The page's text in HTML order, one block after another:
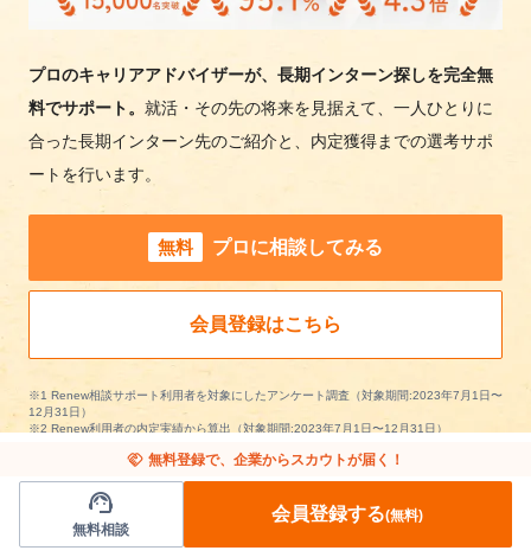
プロのキャリアアドバイザーが、長期インターン探しを完全無
料でサポート。 就活・その先の将来を見据えて、一人ひとりに
合った長期インターン先のご紹介と、内定獲得までの選考サポ
ートを行います。
無料 プロに相談してみる
会員登録はこちら
※1 Renew相談サポート利用者を対象にしたアンケート調査（対象期間:2023年7月1日〜
12月31日）
※2 Renew利用者の内定実績から算出（対象期間:2023年7月1日〜12月31日）
handshake 無料登録で、企業からスカウトが届く！
support_agent
無料相談
会員登録する(無料)